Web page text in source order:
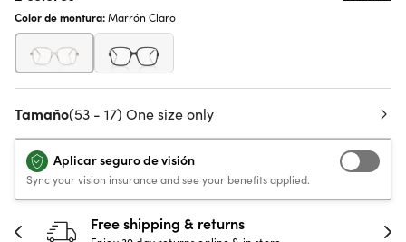
Color de montura:Marrón Claro
Tamaño(53 - 17) One size only
Aplicar seguro de visión
Sync your vision insurance and see your benefits applied.
Free shipping & returns